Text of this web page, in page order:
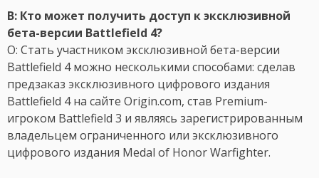
В: Кто может получить доступ к эксклюзивной
бета-версии Battlefield 4?
О: Стать участником эксклюзивной бета-версии
Battlefield 4 можно несколькими способами: сделав
предзаказ эксклюзивного цифрового издания
Battlefield 4 на сайте Origin.com, став Premium-
игроком Battlefield 3 и являясь зарегистрированным
владельцем ограниченного или эксклюзивного
цифрового издания Medal of Honor Warfighter.